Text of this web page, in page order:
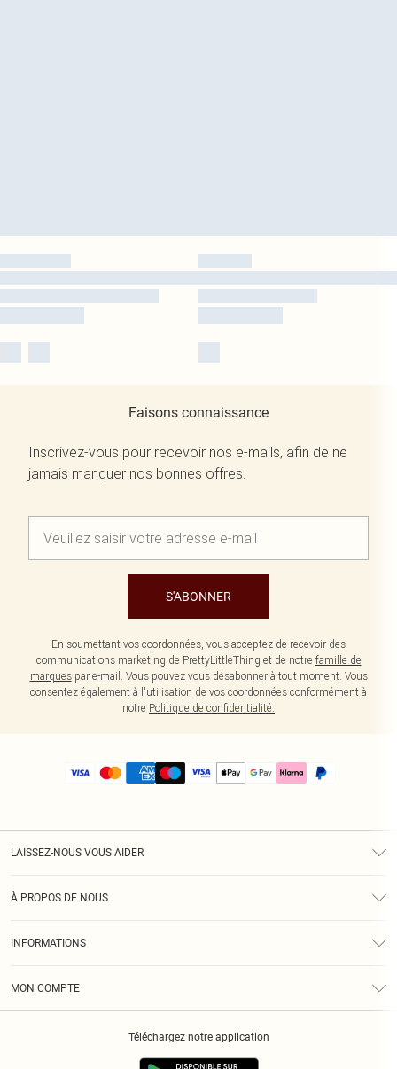
Faisons connaissance
Inscrivez-vous pour recevoir nos e-mails, afin de ne
jamais manquer nos bonnes offres.
S'ABONNER
En soumettant vos coordonnées, vous acceptez de recevoir des
communications marketing de PrettyLittleThing et de notre famille de
marquespar e-mail. Vous pouvez vous désabonner à tout moment. Vous
consentez également à l'utilisation de vos coordonnées conformément à
notre Politique de confidentialité.
LAISSEZ-NOUS VOUS AIDER
À PROPOS DE NOUS
INFORMATIONS
MON COMPTE
Téléchargez notre application